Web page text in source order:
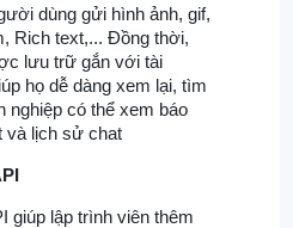
dùng gửi hình ảnh, gif,
Rich text,... Đồng thời,
lưu trữ gắn với tài
họ dễ dàng xem lại, tìm
nghiệp có thể xem báo
và lịch sử chat
giúp lập trình viên thêm